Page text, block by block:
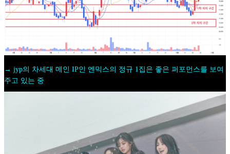
→ jyp의 차세대 메인 IP인 엔믹스의 정규 1집은 좋은 퍼포먼스를 보여
주고 있는 중